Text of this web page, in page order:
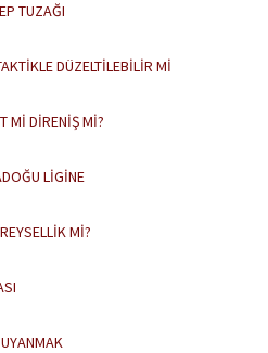
TUZAĞI
DÜZELTİLEBİLİR Mİ
Mİ DİRENİŞ Mİ?
LİGİNE
Mİ?